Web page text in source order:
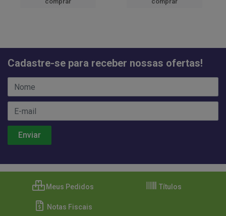
Cadastre-se para receber nossas ofertas!
Meus Pedidos Títulos
Notas Fiscais